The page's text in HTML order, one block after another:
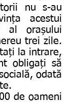
nu s-au
acestui
al orașului
trei zile.
la intrare,
obligați să
odată